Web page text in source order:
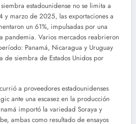
estadounidense no se limita a
y marzo de 2025, las exportaciones a
un 61%, impulsadas por una
pandemia. Varios mercados reabrieron
Panamá, Nicaragua y Uruguay
de siembra de Estados Unidos por
a proveedores estadounidenses
ante una escasez en la producción
importó la variedad Soraya y
ambas como resultado de ensayos